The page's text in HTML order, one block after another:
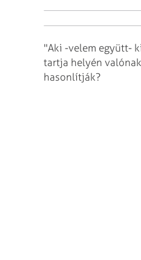
"Aki -velem együtt-
tartja helyén
hasonlítják?